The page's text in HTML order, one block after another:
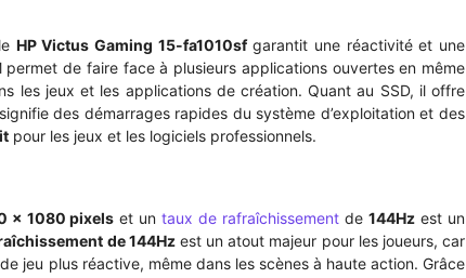
HP Victus Gaming 15-fa1010sfgarantit une réactivité et une
de faire face à plusieurs applications ouvertes en même
les jeux et les applications de création. Quant au SSD, il offre
des démarrages rapides du système d’exploitation et des
pour les jeux et les logiciels professionnels.
x 1080 pixels et untaux de rafraîchissement de144Hz est un
de 144Hzest un atout majeur pour les joueurs, car
jeu plus réactive, même dans les scènes à haute action. Grâce